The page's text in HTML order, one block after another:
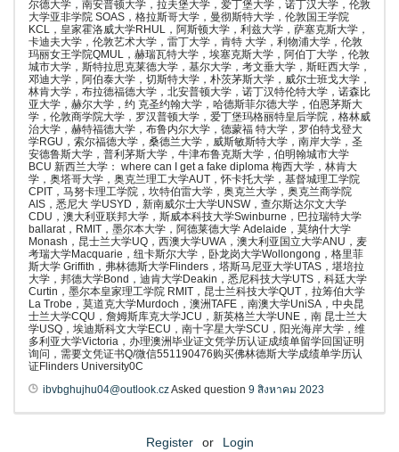
尔德大学，南安普顿大学，拉夫堡大学，爱丁堡大学，诺丁汉大学，伦敦
大学亚非学院 SOAS，格拉斯哥大学，曼彻斯特大学，伦敦国王学院
KCL，皇家霍洛威大学RHUL，阿斯顿大学，利兹大学，萨塞克斯大学，
卡迪夫大学，伦敦艺术大学，雷丁大学，肯特 大学，利物浦大学，伦敦
玛丽女王学院QMUL，赫瑞瓦特大学，埃塞克斯大学，阿伯丁大学，伦敦
城市大学，斯特拉思克莱德大学，基尔大学，考文垂大学，斯旺西大学，
邓迪大学，阿伯泰大学，切斯特大学，朴茨茅斯大学，威尔士班戈大学，
林肯大学，布拉德福德大学，北安普顿大学，诺丁汉特伦特大学，诺森比
亚大学，赫尔大学，约 克圣约翰大学，哈德斯菲尔德大学，伯恩茅斯大
学，伦敦商学院大学，罗汉普顿大学，爱丁堡玛格丽特皇后学院，格林威
治大学，赫特福德大学，布鲁内尔大学，德蒙福 特大学，罗伯特戈登大
学RGU，索尔福德大学，桑德兰大学，威斯敏斯特大学，南岸大学，圣
安德鲁斯大学，普利茅斯大学，牛津布鲁克斯大学，伯明翰城市大学
BCU 新西兰大学： where can I get a fake diploma 梅西大学，林肯大
学，奥塔哥大学，奥克兰理工大学AUT，怀卡托大学，基督城理工学院
CPIT，马努卡理工学院，坎特伯雷大学，奥克兰大学，奥克兰商学院
AIS，悉尼大 学USYD，新南威尔士大学UNSW，查尔斯达尔文大学
CDU，澳大利亚联邦大学，斯威本科技大学Swinburne，巴拉瑞特大学
ballarat，RMIT，墨尔本大学，阿德莱德大学 Adelaide，莫纳什大学
Monash，昆士兰大学UQ，西澳大学UWA，澳大利亚国立大学ANU，麦
考瑞大学Macquarie，纽卡斯尔大学，卧龙岗大学Wollongong，格里菲
斯大学 Griffith，弗林德斯大学Flinders，塔斯马尼亚大学UTAS，堪培拉
大学，邦德大学Bond，迪肯大学Deakin，悉尼科技大学UTS，科廷大学
Curtin，墨尔本皇家理工学院 RMIT，昆士兰科技大学QUT，拉筹伯大学
La Trobe，莫道克大学Murdoch，澳洲TAFE，南澳大学UniSA，中央昆
士兰大学CQU，詹姆斯库克大学JCU，新英格兰大学UNE，南 昆士兰大
学USQ，埃迪斯科文大学ECU，南十字星大学SCU，阳光海岸大学，维
多利亚大学Victoria，办理澳洲毕业证文凭学历认证成绩单留学回国证明
询问，需要文凭证书Q/微信551190476购买佛林德斯大学成绩单学历认
证Flinders University0C
ibvbghujhu04@outlook.czAsked question 9 สิงหาคม 2023
Register or Login